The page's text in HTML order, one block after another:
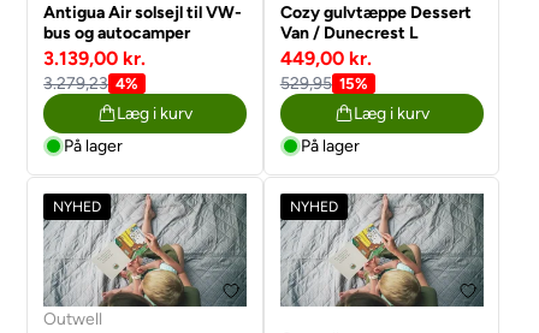
Antigua Air solsejl til VW-
bus og autocamper
3.139,00 kr.
3.279,23 4%
Læg i kurv
På lager
Cozy gulvtæppe Dessert
Van / Dunecrest L
449,00 kr.
529,95 15%
Læg i kurv
På lager
NYHED
Outwell
NYHED